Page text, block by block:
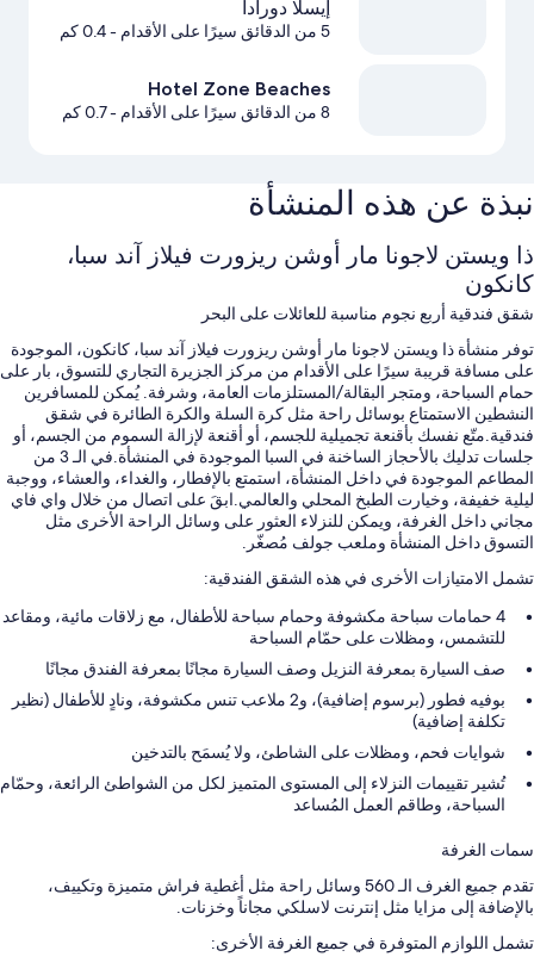
إيسلا دورادا
5 من الدقائق سيرًا على الأقدام - 0.4 كم
Hotel Zone Beaches
8 من الدقائق سيرًا على الأقدام - 0.7 كم
نبذة عن هذه المنشأة
ذا ويستن لاجونا مار أوشن ريزورت فيلاز آند سبا،
كانكون
شقق فندقية أربع نجوم مناسبة للعائلات على البحر
توفر منشأة ذا ويستن لاجونا مار أوشن ريزورت فيلاز آند سبا، كانكون، الموجودة
على مسافة قريبة سيرًا على الأقدام من مركز الجزيرة التجاري للتسوق، بار على
حمام السباحة، ومتجر البقالة/المستلزمات العامة، وشرفة. يُمكن للمسافرين
النشطين الاستمتاع بوسائل راحة مثل كرة السلة والكرة الطائرة في شقق
فندقية.متّع نفسك بأقنعة تجميلية للجسم، أو أقنعة لإزالة السموم من الجسم، أو
جلسات تدليك بالأحجاز الساخنة في السبا الموجودة في المنشأة.في الـ 3 من
المطاعم الموجودة في داخل المنشأة، استمتع بالإفطار، والغداء، والعشاء، ووجبة
ليلية خفيفة، وخيارت الطبخ المحلي والعالمي.ابقَ على اتصال من خلال واي فاي
مجاني داخل الغرفة، ويمكن للنزلاء العثور على وسائل الراحة الأخرى مثل
التسوق داخل المنشأة وملعب جولف مُصغّر.
تشمل الامتيازات الأخرى في هذه الشقق الفندقية:
4 حمامات سباحة مكشوفة وحمام سباحة للأطفال، مع زلاقات مائية، ومقاعد
للتشمس، ومظلات على حمّام السباحة
صف السيارة بمعرفة النزيل وصف السيارة مجانًا بمعرفة الفندق مجانًا
بوفيه فطور (برسوم إضافية)، و2 ملاعب تنس مكشوفة، ونادٍ للأطفال (نظير
تكلفة إضافية)
شوايات فحم، ومظلات على الشاطئ، ولا يُسمَح بالتدخين
تُشير تقييمات النزلاء إلى المستوى المتميز لكل من الشواطئ الرائعة، وحمّام
السباحة، وطاقم العمل المُساعد
سمات الغرفة
تقدم جميع الغرف الـ 560 وسائل راحة مثل أغطية فراش متميزة وتكييف،
بالإضافة إلى مزايا مثل إنترنت لاسلكي مجاناً وخزنات.
تشمل اللوازم المتوفرة في جميع الغرفة الأخرى: